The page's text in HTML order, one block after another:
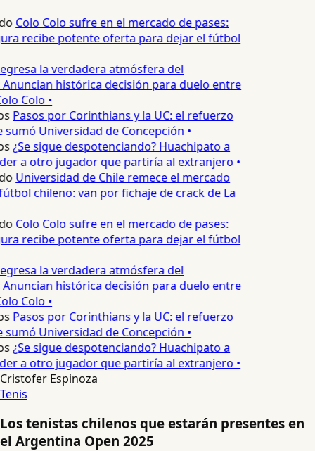
Colo Colo sufre en el mercado de pases:
recibe potente oferta para dejar el fútbol
la verdadera atmósfera del
histórica decisión para duelo entre
Colo •
Pasos por Corinthians y la UC: el refuerzo
Universidad de Concepción •
¿Se sigue despotenciando? Huachipato a
a otro jugador que partiría al extranjero •
Universidad de Chile remece el mercado
chileno: van por fichaje de crack de La
Colo Colo sufre en el mercado de pases:
recibe potente oferta para dejar el fútbol
la verdadera atmósfera del
histórica decisión para duelo entre
Colo •
Pasos por Corinthians y la UC: el refuerzo
Universidad de Concepción •
¿Se sigue despotenciando? Huachipato a
a otro jugador que partiría al extranjero •
Cristofer Espinoza
Tenis
Los tenistas chilenos que estarán presentes en
el Argentina Open 2025